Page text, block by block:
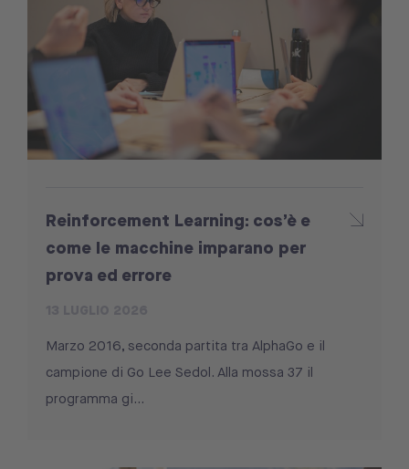
Reinforcement Learning: cos’è e
come le macchine imparano per
prova ed errore
Marzo 2016, seconda partita tra AlphaGo e il
campione di Go Lee Sedol. Alla mossa 37 il
programma gi...